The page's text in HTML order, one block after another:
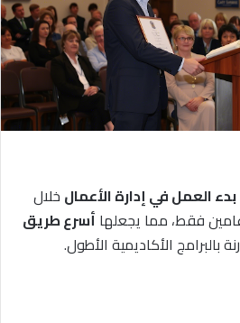
بدء العمل في إدارة الأعمال خلال
فقط، مما يجعلها أسرع طريق
بالبرامج الأكاديمية الأطول.